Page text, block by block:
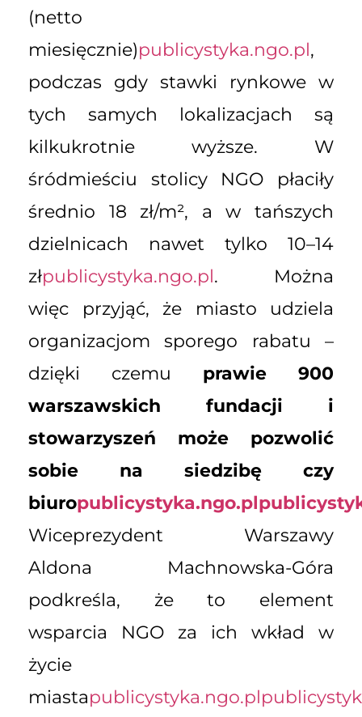
(netto
miesięcznie)publicystyka.ngo.pl,
podczas gdy stawki rynkowe w
tych samych lokalizacjach są
kilkukrotnie wyższe. W
śródmieściu stolicy NGO płaciły
średnio 18 zł/m², a w tańszych
dzielnicach nawet tylko 10–14
złpublicystyka.ngo.pl. Można
więc przyjąć, że miasto udziela
organizacjom sporego rabatu –
dzięki czemu prawie 900
warszawskich fundacji i
stowarzyszeń może pozwolić
sobie na siedzibę czy
biuropublicystyka.ngo.pl
Wiceprezydent Warszawy
Aldona Machnowska-Góra
podkreśla, że to element
wsparcia NGO za ich wkład w
życie
miastapublicystyka.ngo.pl